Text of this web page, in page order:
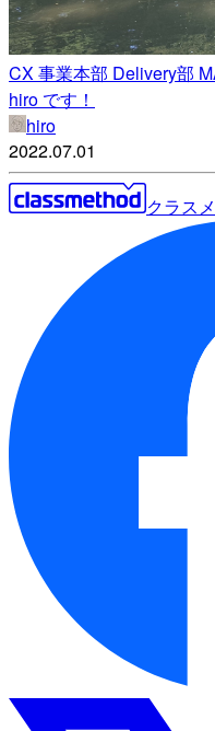
CX 事業本部 Delivery部
hiro です！
hiro
2022.07.01
クラス